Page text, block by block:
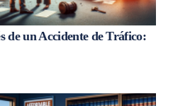
de un Accidente de Tráfico: